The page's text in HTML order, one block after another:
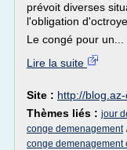
prévoit diverses
l'obligation
Le congé pour un...
Lire la suite
Site : http://
Thèmes liés : jour
conge demenagement
conge demenagement